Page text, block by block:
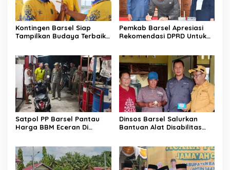
Kontingen Barsel Siap
Tampilkan Budaya Terbaik
Pemkab Barsel Apresiasi
Rekomendasi DPRD Untuk
Satpol PP Barsel Pantau
Harga BBM Eceran Di
Dinsos Barsel Salurkan
Bantuan Alat Disabilitas